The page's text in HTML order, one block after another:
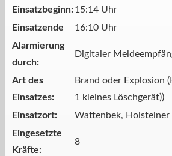
Einsatzbeginn:15:14 Uhr
Einsatzende
16:10 Uhr
Alarmierung
durch:
Digitaler
Art des
Einsatzes:
Brand oder Explosion
1 kleines Löschgerät))
Einsatzort:
Wattenbek, Holsteiner
Eingesetzte
Kräfte:
8